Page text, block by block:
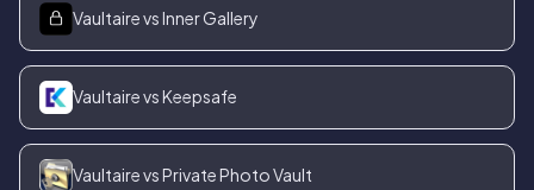
Vaultaire vs Inner Gallery
Vaultaire vs Keepsafe
Vaultaire vs Private Photo Vault